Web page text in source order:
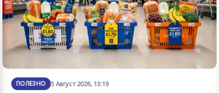
ПОЛЕЗНО 5 Август 2026, 13:19